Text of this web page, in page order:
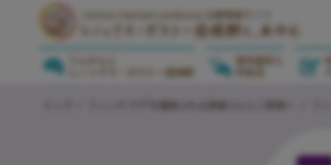
Lennox-Gastaut syndrome 治療情報サイト
レノックス・ガストー症候群
発作症状と
を服用される患者さんとご家族へ